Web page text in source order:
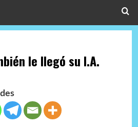
le llegó su I.A.